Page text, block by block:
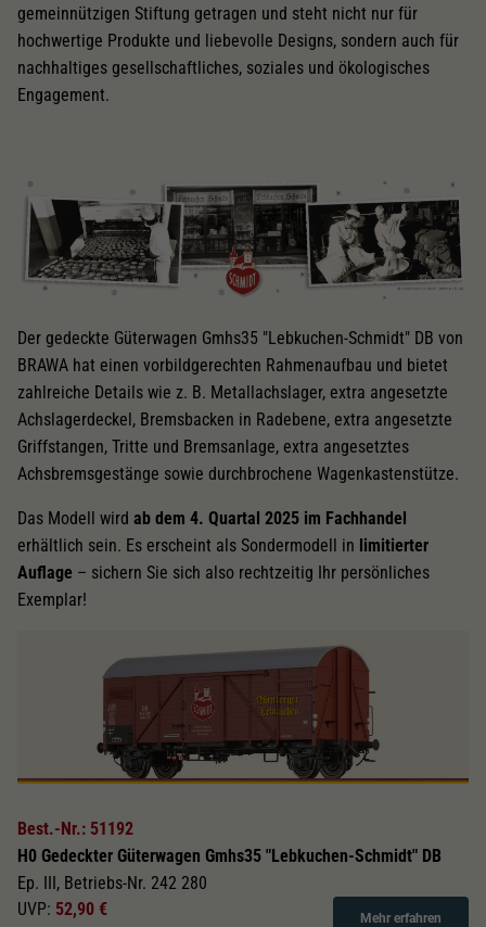
gemeinnützigen Stiftung getragen und steht nicht nur für
hochwertige Produkte und liebevolle Designs, sondern auch für
nachhaltiges gesellschaftliches, soziales und ökologisches
Engagement.
Der gedeckte Güterwagen Gmhs35 "Lebkuchen-Schmidt" DB von
BRAWA hat einen vorbildgerechten Rahmenaufbau und bietet
zahlreiche Details wie z. B. Metallachslager, extra angesetzte
Achslagerdeckel, Bremsbacken in Radebene, extra angesetzte
Griffstangen, Tritte und Bremsanlage, extra angesetztes
Achsbremsgestänge sowie durchbrochene Wagenkastenstütze.
Das Modell wird ab dem 4. Quartal 2025 im Fachhandel
erhältlich sein. Es erscheint als Sondermodell in limitierter
Auflage – sichern Sie sich also rechtzeitig Ihr persönliches
Exemplar!
Best.-Nr.: 51192
H0 Gedeckter Güterwagen Gmhs35 "Lebkuchen-Schmidt" DB
Ep. III, Betriebs-Nr. 242 280
UVP: 52,90 € Mehr erfahren